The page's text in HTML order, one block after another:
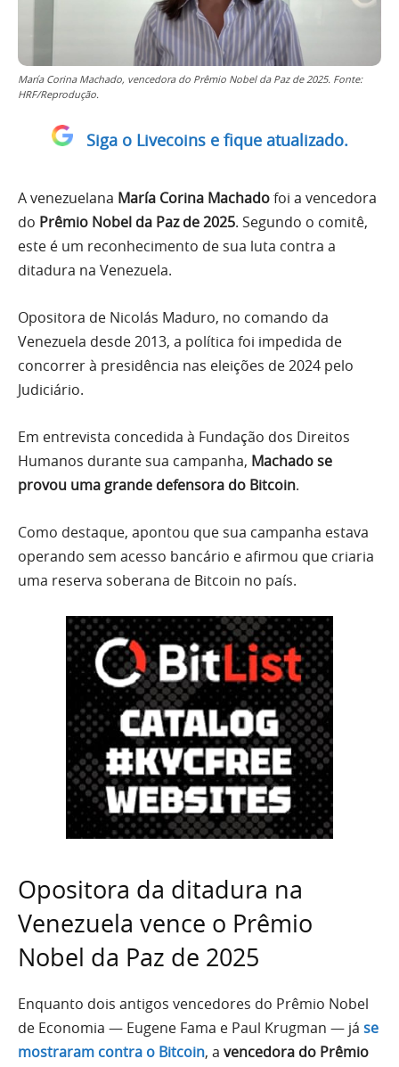
María Corina Machado, vencedora do Prêmio Nobel da Paz de 2025. Fonte:
HRF/Reprodução.
Siga o Livecoins e fique atualizado.
A venezuelana María Corina Machadofoi a vencedora
do Prêmio Nobel da Paz de 2025. Segundo o comitê,
este é um reconhecimento de sua luta contra a
ditadura na Venezuela.
Opositora de Nicolás Maduro, no comando da
Venezuela desde 2013, a política foi impedida de
concorrer à presidência nas eleições de 2024 pelo
Judiciário.
Em entrevista concedida à Fundação dos Direitos
Humanos durante sua campanha, Machado se
provou uma grande defensora do Bitcoin.
Como destaque, apontou que sua campanha estava
operando sem acesso bancário e afirmou que criaria
uma reserva soberana de Bitcoin no país.
Opositora da ditadura na
Venezuela vence o Prêmio
Nobel da Paz de 2025
Enquanto dois antigos vencedores do Prêmio Nobel
de Economia — Eugene Fama e Paul Krugman — já se
mostraram contra o Bitcoin, a vencedora do Prêmio